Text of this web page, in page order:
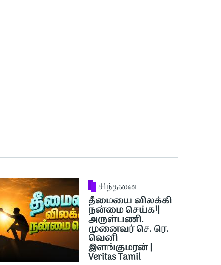
சிந்தனை
தீமையை விலக்கி
நன்மை செய்க!|
அருள்பணி.
முனைவர் செ. ரெ.
வெனி
இளங்குமரன் |
Veritas Tamil